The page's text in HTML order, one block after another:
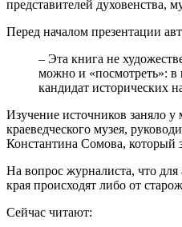
представителей духовенства,
Перед началом презентации
– Эта книга не
можно и «посмотреть»: в
кандидат исторических
Изучение источников заняло у
краеведческого музея,
Константина Сомова, который
На вопрос журналиста, что
края происходят либо от
Сейчас читают: